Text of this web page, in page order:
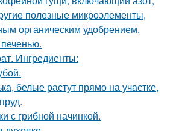
полезные микроэлементы,
органическим удобрением.
Ингредиенты:
белые растут прямо на участке,
с грибной начинкой.